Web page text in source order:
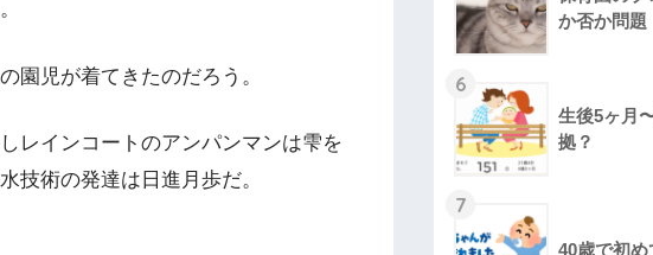
園児が着てきたのだろう。
レインコートのアンパンマンは雫を
技術の発達は日進月歩だ。
か否か問題
6
生後5ヶ月
拠？
7
40歳で初